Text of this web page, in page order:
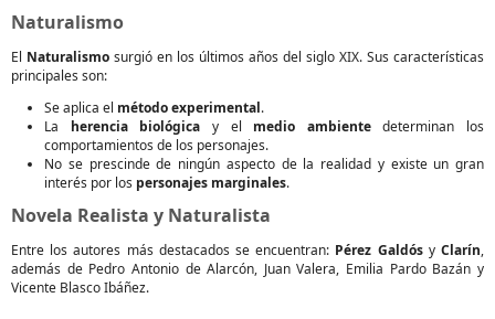
Naturalismo
El Naturalismo surgió en los últimos años del siglo XIX. Sus características
principales son:
Se aplica el método experimental.
La herencia biológica y el medio ambientedeterminan los
comportamientos de los personajes.
No se prescinde de ningún aspecto de la realidad y existe un gran
interés por los personajes marginales.
Novela Realista y Naturalista
Entre los autores más destacados se encuentran: Pérez GaldósyClarín,
además de Pedro Antonio de Alarcón, Juan Valera, Emilia Pardo Bazán y
Vicente Blasco Ibáñez.